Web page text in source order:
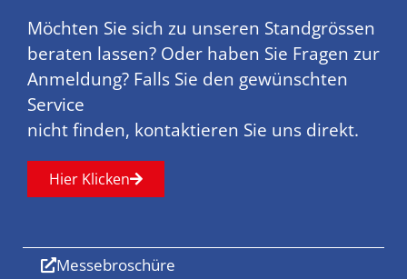
Möchten Sie sich zu unseren Standgrössen
beraten lassen? Oder haben Sie Fragen zur
Anmeldung? Falls Sie den gewünschten
Service
nicht finden, kontaktieren Sie uns direkt.
Hier Klicken
Messebroschüre